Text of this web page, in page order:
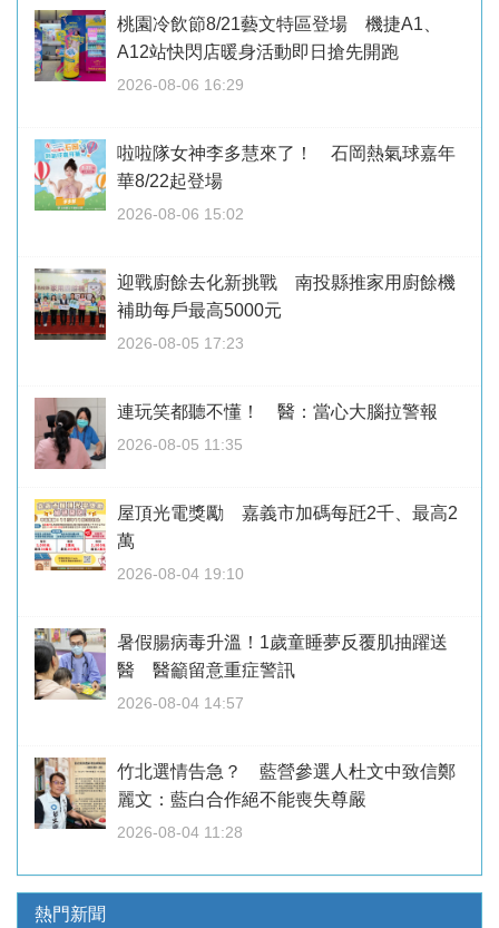
桃園冷飲節8/21藝文特區登場 機捷A1、
A12站快閃店暖身活動即日搶先開跑
2026-08-06 16:29
啦啦隊女神李多慧來了！ 石岡熱氣球嘉年
華8/22起登場
2026-08-06 15:02
迎戰廚餘去化新挑戰 南投縣推家用廚餘機
補助每戶最高5000元
2026-08-05 17:23
連玩笑都聽不懂！ 醫：當心大腦拉警報
2026-08-05 11:35
屋頂光電獎勵 嘉義市加碼每瓩2千、最高2
萬
2026-08-04 19:10
暑假腸病毒升溫！1歲童睡夢反覆肌抽躍送
醫 醫籲留意重症警訊
2026-08-04 14:57
竹北選情告急？ 藍營參選人杜文中致信鄭
麗文：藍白合作絕不能喪失尊嚴
2026-08-04 11:28
熱門新聞